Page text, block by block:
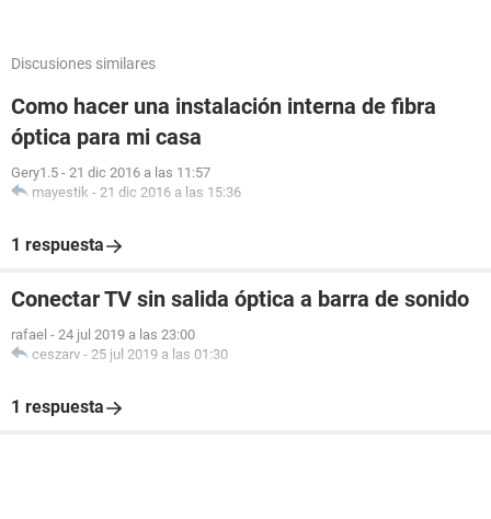
Discusiones similares
Como hacer una instalación interna de fibra
óptica para mi casa
Gery1.5 - 21 dic 2016 a las 11:57
mayestik - 21 dic 2016 a las 15:36
1 respuesta
Conectar TV sin salida óptica a barra de sonido
rafael - 24 jul 2019 a las 23:00
ceszarv - 25 jul 2019 a las 01:30
1 respuesta